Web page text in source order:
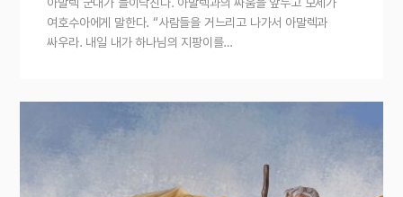
여호수아에게 말한다. “사람들을 거느리고 나가서 아말렉과
싸우라. 내일 내가 하나님의 지팡이를…